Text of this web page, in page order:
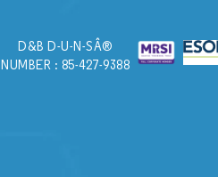
D&B D-U-N-SÂ®
NUMBER : 85-427-9388